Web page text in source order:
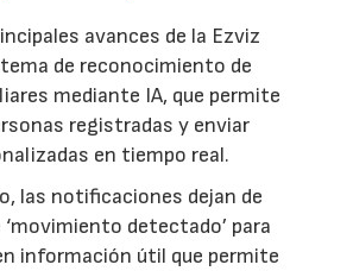
avances de la Ezviz
de reconocimiento de
mediante IA, que permite
registradas y enviar
en tiempo real.
las notificaciones dejan de
detectado’ para
información útil que permite